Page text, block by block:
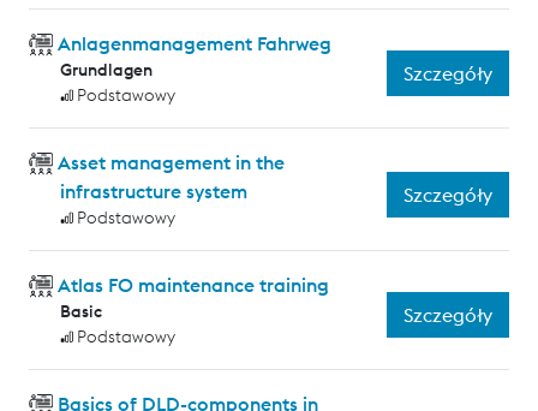
Anlagenmanagement Fahrweg
Grundlagen
Podstawowy
Szczegóły
Asset management in the
infrastructure system
Podstawowy
Szczegóły
Atlas FO maintenance training
Basic
Podstawowy
Szczegóły
Basics of DLD-components in